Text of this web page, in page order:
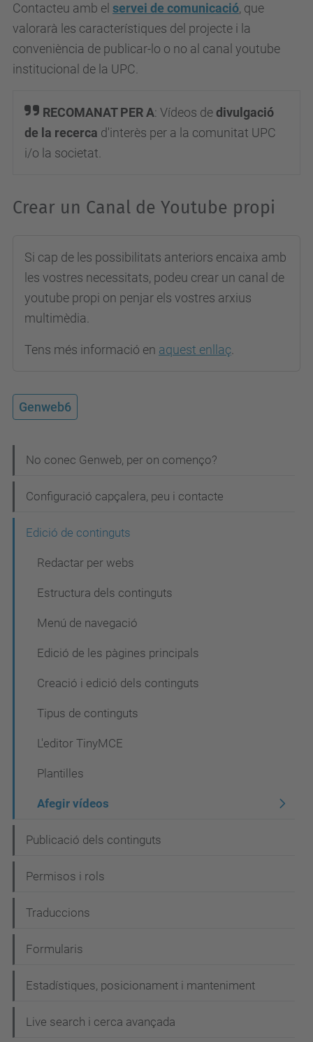
Contacteu amb el servei de comunicació, que
valorarà les característiques del projecte i la
conveniència de publicar-lo o no al canal youtube
institucional de la UPC.
RECOMANAT PER A: Vídeos dedivulgació
de la recerca d'interès per a la comunitat UPC
i/o la societat.
Crear un Canal de Youtube propi
Si cap de les possibilitats anteriors encaixa amb
les vostres necessitats, podeu crear un canal de
youtube propi on penjar els vostres arxius
multimèdia.
Tens més informació en aquest enllaç
Genweb6
a
v
No conec Genweb, per on començo?
Configuració capçalera, peu i contacte
Edició de continguts
Redactar per webs
Estructura dels continguts
Menú de navegació
Edició de les pàgines principals
Creació i edició dels continguts
Tipus de continguts
L'editor TinyMCE
Plantilles
Afegir vídeos
Publicació dels continguts
Permisos i rols
Traduccions
Formularis
Estadístiques, posicionament i manteniment
Live search i cerca avançada